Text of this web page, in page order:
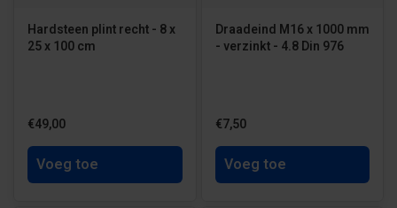
Hardsteen plint recht - 8 x
25 x 100 cm
€49,00
Voeg toe
Draadeind M16 x 1000 mm
- verzinkt - 4.8 Din 976
€7,50
Voeg toe